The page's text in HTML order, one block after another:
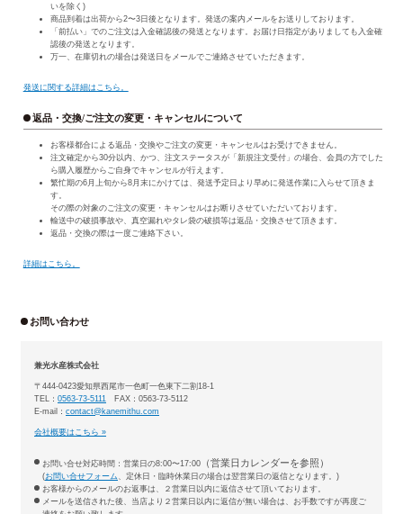
いを除く)
商品到着は出荷から2〜3日後となります。発送の案内メールをお送りしております。
「前払い」でのご注文は入金確認後の発送となります。お届け日指定がありましても入金確
認後の発送となります。
万一、在庫切れの場合は発送日をメールでご連絡させていただきます。
発送に関する詳細はこちら。
返品・交換/ご注文の変更・キャンセルについて
お客様都合による返品・交換やご注文の変更・キャンセルはお受けできません。
注文確定から30分以内、かつ、注文ステータスが「新規注文受付」の場合、会員の方でした
ら購入履歴からご自身でキャンセルが行えます。
繁忙期の6月上旬から8月末にかけては、発送予定日より早めに発送作業に入らせて頂きま
す。
その際の対象のご注文の変更・キャンセルはお断りさせていただいております。
輸送中の破損事故や、真空漏れやタレ袋の破損等は返品・交換させて頂きます。
返品・交換の際は一度ご連絡下さい。
詳細はこちら。
お問い合わせ
兼光水産株式会社
〒444-0423愛知県西尾市一色町一色東下二割18-1
TEL： 0563-73-5111
FAX：0563-73-5112
E-mail： contact@kanemithu.com
会社概要はこちら »
お問い合せ対応時間：営業日の8:00〜17:00 （営業日カレンダーを参照）
(お問い合せフォーム 、定休日・臨時休業日の場合は翌営業日の返信となります。)
お客様からのメールのお返事は、２営業日以内に返信させて頂いております。
メールを送信された後、当店より２営業日以内に返信が無い場合は、お手数ですが再度ご